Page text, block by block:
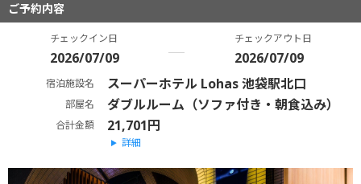
ご予約内容
チェックイン日
2026/07/09
チェックアウト日
2026/07/09
宿泊施設名 スーパーホテル Lohas 池袋駅北口
部屋名 ダブルルーム（ソファ付き・朝食込み）
合計金額 21,701円
詳細